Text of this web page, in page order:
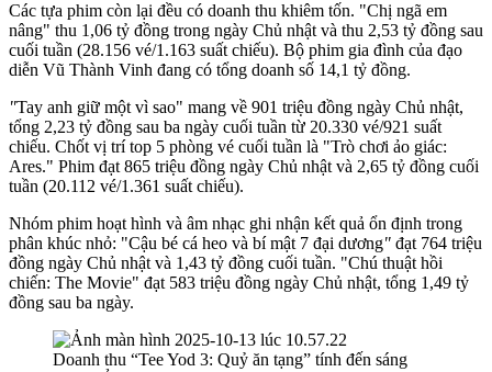
Các tựa phim còn lại đều có doanh thu khiêm tốn. "Chị ngã em
nâng" thu 1,06 tỷ đồng trong ngày Chủ nhật và thu 2,53 tỷ đồng sau
cuối tuần (28.156 vé/1.163 suất chiếu). Bộ phim gia đình của đạo
diễn Vũ Thành Vinh đang có tổng doanh số 14,1 tỷ đồng.
"Tay anh giữ một vì sao" mang về 901 triệu đồng ngày Chủ nhật,
tổng 2,23 tỷ đồng sau ba ngày cuối tuần từ 20.330 vé/921 suất
chiếu. Chốt vị trí top 5 phòng vé cuối tuần là "Trò chơi ảo giác:
Ares." Phim đạt 865 triệu đồng ngày Chủ nhật và 2,65 tỷ đồng cuối
tuần (20.112 vé/1.361 suất chiếu).
Nhóm phim hoạt hình và âm nhạc ghi nhận kết quả ổn định trong
phân khúc nhỏ: "Cậu bé cá heo và bí mật 7 đại dương" đạt 764 triệu
đồng ngày Chủ nhật và 1,43 tỷ đồng cuối tuần. "Chú thuật hồi
chiến: The Movie" đạt 583 triệu đồng ngày Chủ nhật, tổng 1,49 tỷ
đồng sau ba ngày.
Doanh thu “Tee Yod 3: Quỷ ăn tạng” tính đến sáng